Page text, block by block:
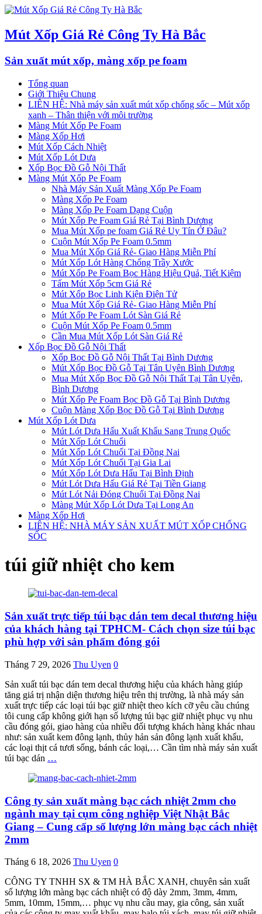
Mút Xốp Giá Rẻ Công Ty Hà Bắc
Sản xuất mút xốp, màng xốp pe foam
Tổng quan
Giới Thiệu Chung
LIÊN HỆ: Nhà máy sản xuất mút xốp chống sốc – Mút xốp
xanh – Thân thiện với môi trường
Màng Mút Xốp Pe Foam
Màng Xốp Hơi
Mút Xốp Cách Nhiệt
Mút Xốp Lót Dưa
Xốp Bọc Đồ Gỗ Nội Thất
Màng Mút Xốp Pe Foam
Nhà Máy Sản Xuất Màng Xốp Pe Foam
Màng Xốp Pe Foam
Màng Xốp Pe Foam Dạng Cuộn
Mút Xốp Pe Foam Giá Rẻ Tại Bình Dương
Mua Mút Xốp pe foam Giá Rẻ Uy Tín Ở Đâu?
Cuộn Mút Xốp Pe Foam 0.5mm
Mua Mút Xốp Giá Rẻ- Giao Hàng Miễn Phí
Mút Xốp Lót Hàng Chống Trầy Xước
Mút Xốp Pe Foam Bọc Hàng Hiệu Quả, Tiết Kiệm
Tấm Mút Xốp 5cm Giá Rẻ
Mút Xốp Bọc Linh Kiện Điện Tử
Mua Mút Xốp Giá Rẻ- Giao Hàng Miễn Phí
Mút Xốp Pe Foam Lót Sàn Giá Rẻ
Cuộn Mút Xốp Pe Foam 0.5mm
Cần Mua Mút Xốp Lót Sàn Giá Rẻ
Xốp Bọc Đồ Gỗ Nội Thất
Xốp Bọc Đồ Gỗ Nội Thất Tại Bình Dương
Mút Xốp Bọc Đồ Gỗ Tại Tân Uyên Bình Dương
Mua Mút Xốp Bọc Đồ Gỗ Nội Thất Tại Tân Uyên,
Bình Dương
Mút Xốp Pe Foam Bọc Đồ Gỗ Tại Bình Dương
Cuộn Màng Xốp Bọc Đồ Gỗ Tại Bình Dương
Mút Xốp Lót Dưa
Mút Lót Dưa Hấu Xuất Khẩu Sang Trung Quốc
Mút Xốp Lót Chuối
Mút Xốp Lót Chuối Tại Đồng Nai
Mút Xốp Lót Chuối Tại Gia Lai
Mút Xốp Lót Dưa Hấu Tại Bình Định
Mút Lót Dưa Hấu Giá Rẻ Tại Tiền Giang
Mút Lót Nải Đóng Chuối Tại Đồng Nai
Màng Mút Xốp Lót Dưa Tại Long An
Màng Xốp Hơi
LIÊN HỆ: NHÀ MÁY SẢN XUẤT MÚT XỐP CHỐNG
SỐC
túi giữ nhiệt cho kem
Sản xuất trực tiếp túi bạc dán tem decal thương hiệu
của khách hàng tại TPHCM- Cách chọn size túi bạc
phù hợp với sản phẩm đóng gói
Tháng 7 29, 2026 Thu Uyen 0
Sản xuất túi bạc dán tem decal thương hiệu của khách hàng giúp
tăng giá trị nhận diện thương hiệu trên thị trường, là nhà máy sản
xuất trực tiếp các loại túi bạc giữ nhiệt theo kích cỡ yêu cầu chúng
tôi cung cấp không giới hạn số lượng túi bạc giữ nhiệt phục vụ nhu
cầu đóng gói, giao hàng của nhiều đối tượng khách hàng khác nhau
như: sản xuất kem đông lạnh, thủy hản sản đông lạnh xuất khẩu,
các loại thịt cá tươi sống, bánh các loại,… Cần tìm nhà máy sản xuất
túi bạc dán …
Công ty sản xuất màng bạc cách nhiệt 2mm cho
ngành may tại cụm công nghiệp Việt Nhật Bắc
Giang – Cung cấp số lượng lớn màng bạc cách nhiệt
2mm
Tháng 6 18, 2026 Thu Uyen 0
CÔNG TY TNHH SX & TM HÀ BẮC XANH, chuyên sản xuất
số lượng lớn màng bạc cách nhiệt có độ dày 2mm, 3mm, 4mm,
5mm, 10mm, 15mm,… phục vụ nhu cầu may, gia công, sản xuất